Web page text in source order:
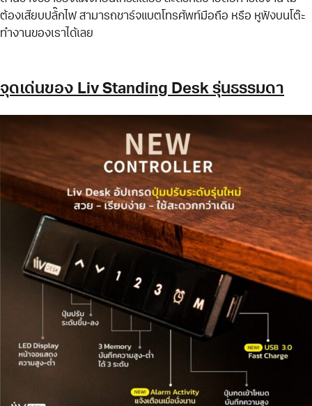
ต้องเสียบปลั๊กไฟ สามารถชาร์จแบตโทรศัพท์มือถือ หรือ หูฟังบนโต๊ะ
ทำงานของเราได้เลย
จุดเด่นของ Liv Standing Desk รุ่นธรรมดา